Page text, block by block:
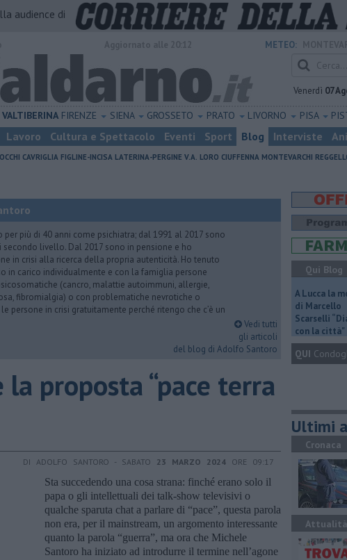
audience di
METEO:
Venerdì 07
VALTIBERINA FIRENZE SIENA GROSSETO PRATO LIVORNO PISA
Lavoro Cultura e Spettacolo Eventi Sport Blog Interviste
CAVRIGLIA FIGLINE-INCISA LATERINA-PERGINE V.A. LORO CIUFFENNA MONTEVARCHI
più di 40 anni come psichiatra; dal 1991 al 2017 sono
livello. Dal 2017 sono in pensione e ho
in crisi alla ricerca della propria autenticità. Ho tenuto
in carico individualmente e con la famiglia persone
(cancro, malattie autoimmuni, allergie,
fibromialgia) o con problematiche nevrotiche o
persone in crisi gratuitamente perché ritengo che c’è un
Vedi tutti
gli articoli
del blog di Adolfo Santoro
proposta “pace terra
DI ADOLFO SANTORO - SABATO 23 MARZO 2024 ORE 09:17
Sta succedendo una cosa strana: finché erano solo il
papa o gli intellettuali dei talk-show televisivi o
qualche sparuta chat a parlare di “pace”, questa parola
non era, per il mainstream, un argomento interessante
quanto la parola “guerra”, ma ora che Michele
Santoro ha iniziato ad introdurre il termine nell’agone
Qui Blog
A Lucca la
di Marcello
Scarselli
con la città"
QUI
Ultimi
Cronaca
Attualità